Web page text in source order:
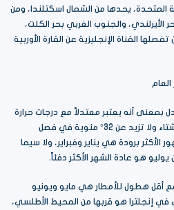
المتحدة، يحدها من الشمال اسكتلندا، ومن
الأيرلندي، والجنوب الغربي بحر الكلت،
القناة الإنجليزية عن القارة الأوربية
بمعنى أنه يعتبر معتدلاً مع درجات حرارة
لا تقل كثيراً عن الصفر في فصل الشتاء ولا تزيد عن 32° مئوية في فصل
برودة هي يناير وفبراير، ولا سيما
هو عادة الشهر الأكثر دفئاً.
أقل هطول للأمطار هي مايو ويونيو
في إنجلترا هو قربها من المحيط الأطلسي،